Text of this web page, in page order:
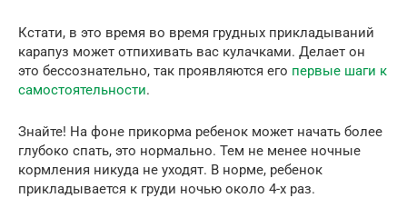
Кстати, в это время во время грудных прикладываний
карапуз может отпихивать вас кулачками. Делает он
это бессознательно, так проявляются его первые шаги к
самостоятельности.
Знайте! На фоне прикорма ребенок может начать более
глубоко спать, это нормально. Тем не менее ночные
кормления никуда не уходят. В норме, ребенок
прикладывается к груди ночью около 4-х раз.